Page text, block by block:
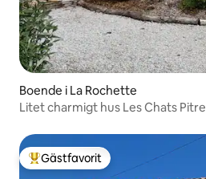
Boende i La Rochette
Litet charmigt hus Les Chats
Populär gästfavorit
Gästfavorit